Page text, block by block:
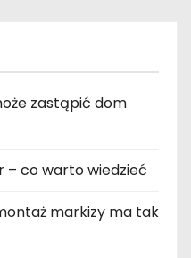
zastąpić dom
– co warto wiedzieć
markizy ma tak